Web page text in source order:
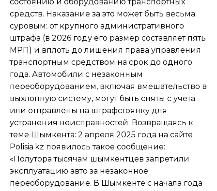
средств. Наказание за это может быть весьма
суровым: от крупного административного
штрафа (в 2026 году его размер составляет пять
МРП) и вплоть до лишения права управления
транспортным средством на срок до одного
года. Автомобили с незаконным
переоборудованием, включая вмешательство в
выхлопную систему, могут быть сняты с учета
или отправлены на штрафстоянку для
устранения неисправностей. Возвращаясь к
теме Шымкента: 2 апреля 2025 года на сайте
Polisia.kz появилось такое сообщение:
«Полутора тысячам шымкентцев запретили
эксплуатацию авто за незаконное
переоборудование. В Шымкенте с начала года